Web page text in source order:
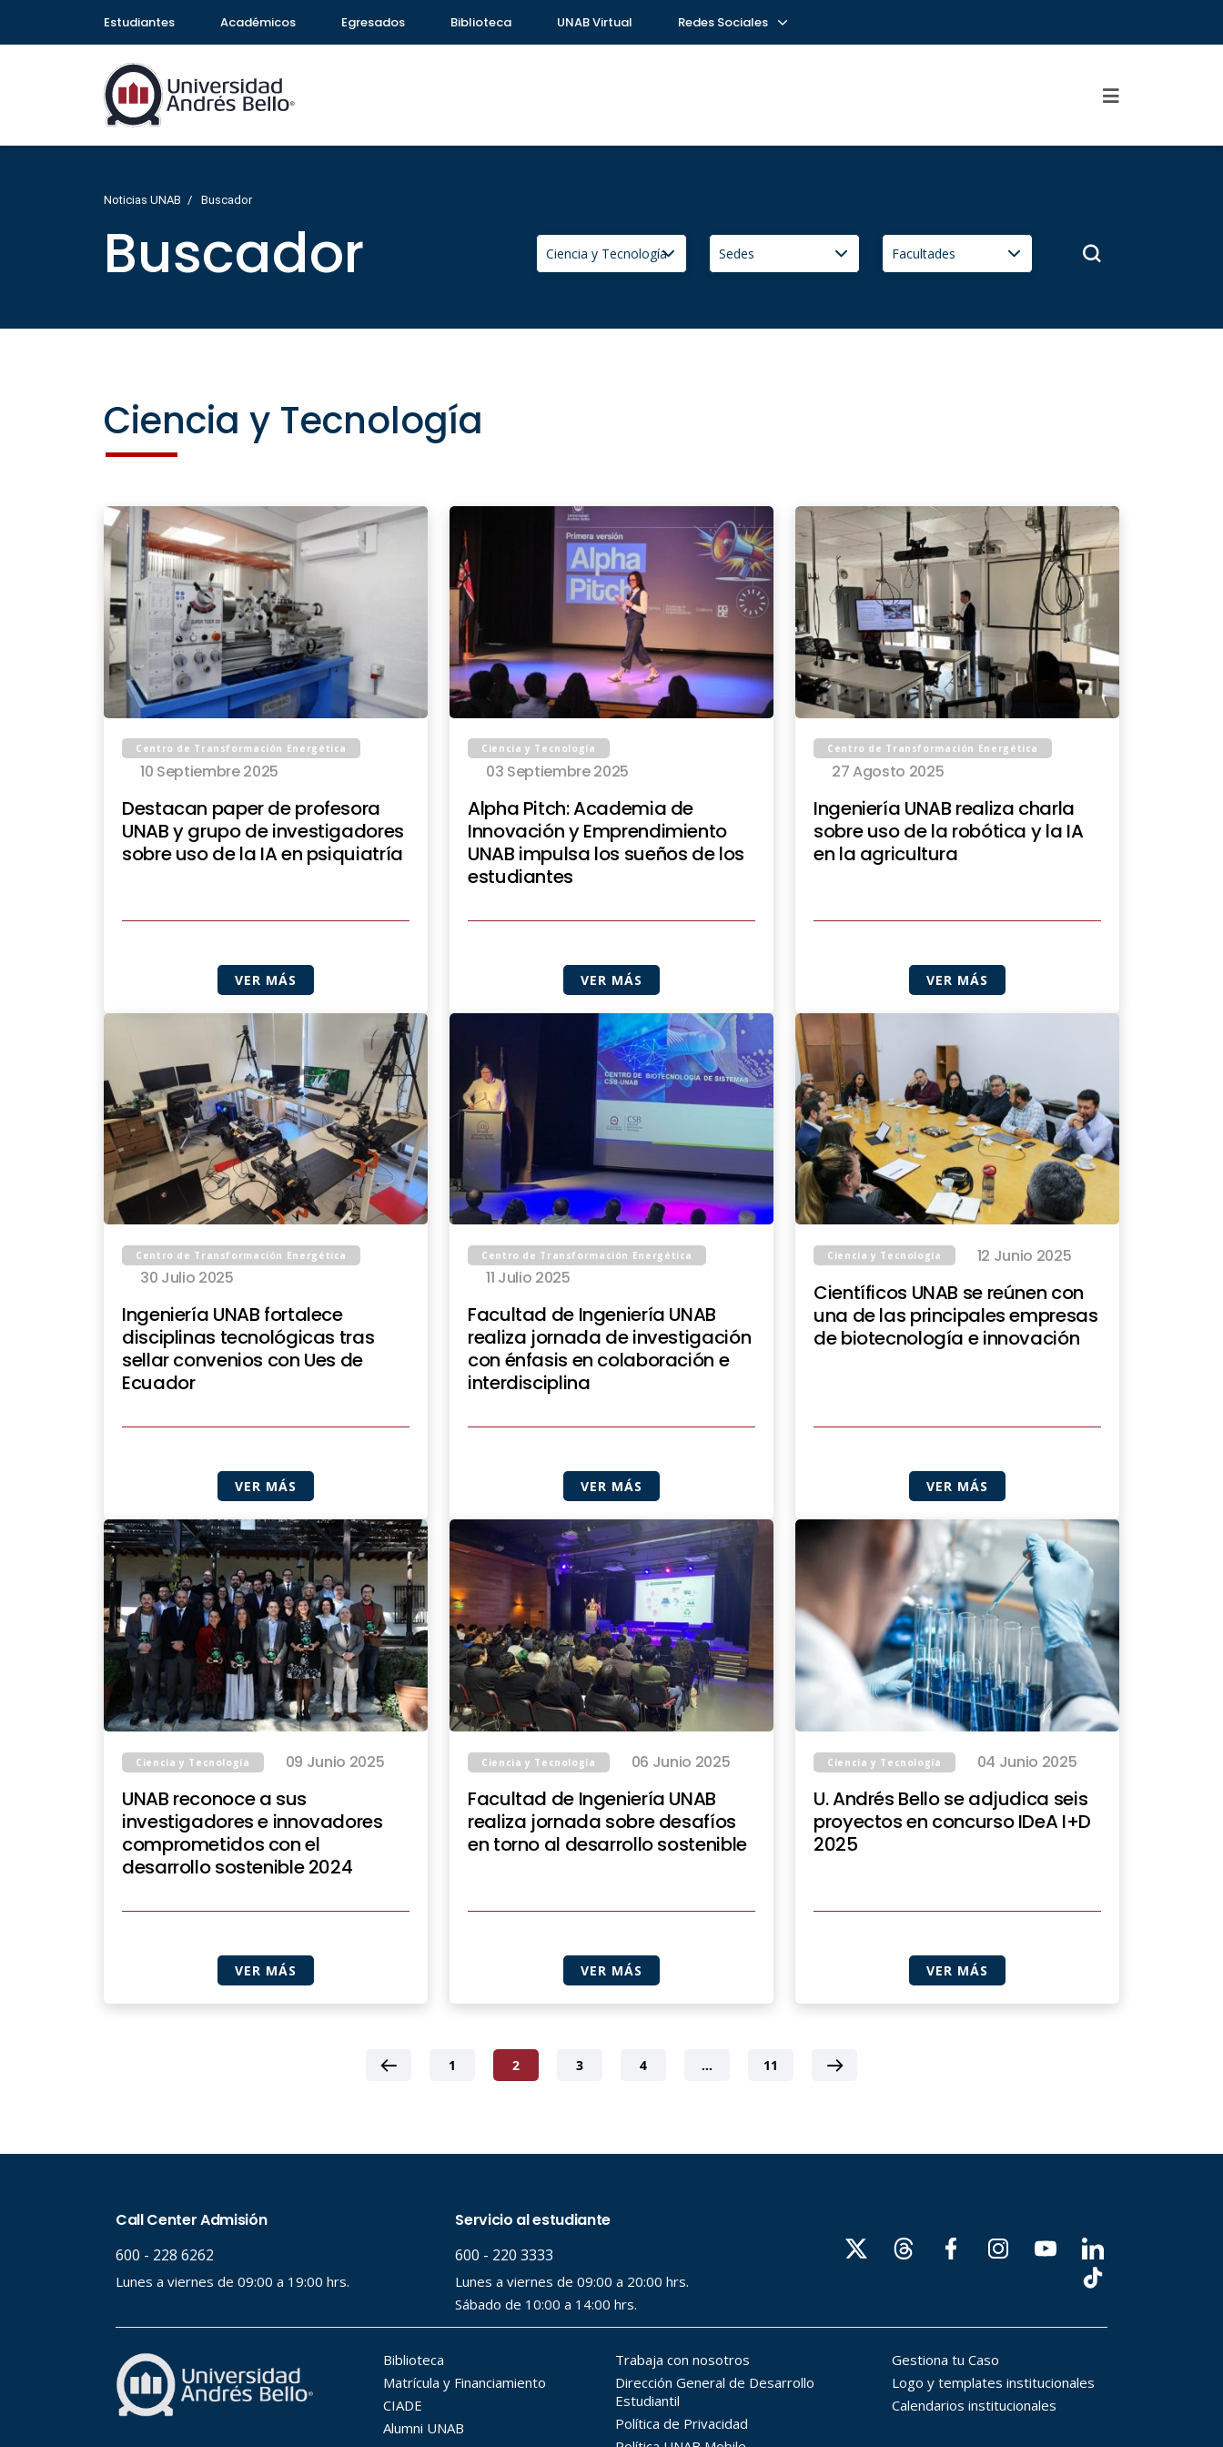
Estudiantes Académicos Egresados Biblioteca UNAB Virtual Redes Sociales
Noticias UNAB Buscador
Buscador
Ciencia y Tecnología
Centro de Transformación Energética
10 Septiembre 2025
Destacan paper de profesora
UNAB y grupo de investigadores
sobre uso de la IA en psiquiatría
VER MÁS
Ciencia y Tecnología
03 Septiembre 2025
Alpha Pitch: Academia de
Innovación y Emprendimiento
UNAB impulsa los sueños de los
estudiantes
VER MÁS
Centro de Transformación Energética
27 Agosto 2025
Ingeniería UNAB realiza charla
sobre uso de la robótica y la IA
en la agricultura
VER MÁS
Centro de Transformación Energética
30 Julio 2025
Ingeniería UNAB fortalece
disciplinas tecnológicas tras
sellar convenios con Ues de
Ecuador
VER MÁS
Centro de Transformación Energética
11 Julio 2025
Facultad de Ingeniería UNAB
realiza jornada de investigación
con énfasis en colaboración e
interdisciplina
VER MÁS
Ciencia y Tecnología 12 Junio 2025
Científicos UNAB se reúnen con
una de las principales empresas
de biotecnología e innovación
VER MÁS
Ciencia y Tecnología 09 Junio 2025
UNAB reconoce a sus
investigadores e innovadores
comprometidos con el
desarrollo sostenible 2024
VER MÁS
Ciencia y Tecnología 06 Junio 2025
Facultad de Ingeniería UNAB
realiza jornada sobre desafíos
en torno al desarrollo sostenible
VER MÁS
Ciencia y Tecnología 04 Junio 2025
U. Andrés Bello se adjudica seis
proyectos en concurso IDeA I+D
2025
VER MÁS
1 2 3 4 … 11